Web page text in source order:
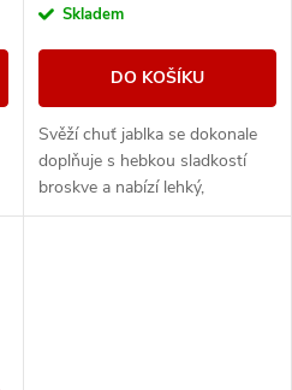
Skladem
DO KOŠÍKU
Svěží chuť jablka se dokonale
doplňuje s hebkou sladkostí
broskve a nabízí lehký,
harmonický ovocný zážitek.